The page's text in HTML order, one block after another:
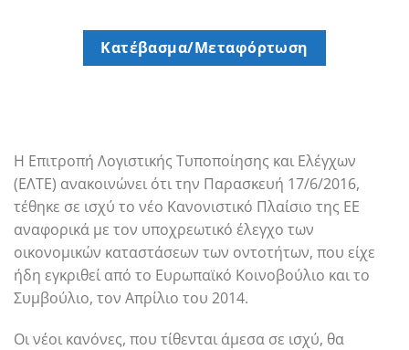
Κατέβασμα/Μεταφόρτωση
Η Επιτροπή Λογιστικής Τυποποίησης και Ελέγχων
(ΕΛΤΕ) ανακοινώνει ότι την Παρασκευή 17/6/2016,
τέθηκε σε ισχύ το νέο Κανονιστικό Πλαίσιο της ΕΕ
αναφορικά με τον υποχρεωτικό έλεγχο των
οικονομικών καταστάσεων των οντοτήτων, που είχε
ήδη εγκριθεί από το Ευρωπαϊκό Κοινοβούλιο και το
Συμβούλιο, τον Απρίλιο του 2014.
Οι νέοι κανόνες, που τίθενται άμεσα σε ισχύ, θα